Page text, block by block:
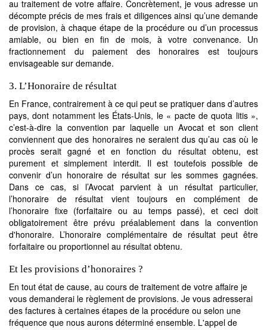
au traitement de votre affaire. Concrètement, je vous adresse un
décompte précis de mes frais et diligences ainsi qu’une demande
de provision, à chaque étape de la procédure ou d’un processus
amiable, ou bien en fin de mois, à votre convenance. Un
fractionnement du paiement des honoraires est toujours
envisageable sur demande.
3. L’Honoraire de résultat
En France, contrairement à ce qui peut se pratiquer dans d’autres
pays, dont notamment les États-Unis, le « pacte de quota litis »,
c’est-à-dire la convention par laquelle un Avocat et son client
conviennent que des honoraires ne seraient dus qu’au cas où le
procès serait gagné et en fonction du résultat obtenu, est
purement et simplement interdit. Il est toutefois possible de
convenir d’un honoraire de résultat sur les sommes gagnées.
Dans ce cas, si l’Avocat parvient à un résultat particulier,
l’honoraire de résultat vient toujours en complément de
l’honoraire fixe (forfaitaire ou au temps passé), et ceci doit
obligatoirement être prévu préalablement dans la convention
d'honoraire. L’honoraire complémentaire de résultat peut être
forfaitaire ou proportionnel au résultat obtenu.
Et les provisions d’honoraires ?
En tout état de cause, au cours de traitement de votre affaire je
vous demanderai le règlement de provisions. Je vous adresserai
des factures à certaines étapes de la procédure ou selon une
fréquence que nous aurons déterminé ensemble. L'appel de